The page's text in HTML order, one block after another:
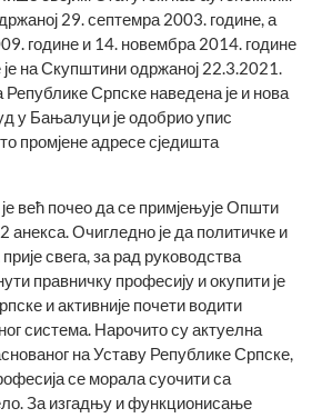
29. септемра 2003. године, а
године и 14. новембра 2014. године
на Скупштини одржаној 22.3.2021.
Републике Српске наведена је и нова
у Бањалуци је одобрио упис
промјене адресе сједишта
већ почео да се примјењује Општи
анекса. Очигледно је да политичке и
свега, за рад руководства
правничку професију и окупити је
и активније почети водити
система. Нарочито су актуелна
на Уставу Републике Српске,
се морала суочити са
За изгадњу и функционисање